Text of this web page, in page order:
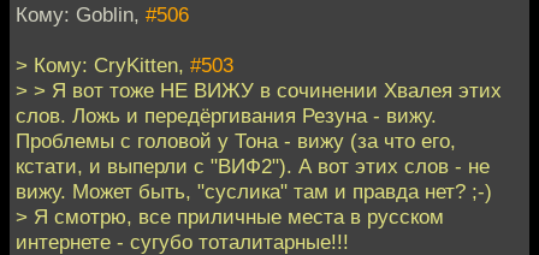
Кому: Goblin, #506
> Кому: CryKitten, #503
> > Я вот тоже НЕ ВИЖУ в сочинении Хвалея этих
слов. Ложь и передёргивания Резуна - вижу.
Проблемы с головой у Тона - вижу (за что его,
кстати, и выперли с "ВИФ2"). А вот этих слов - не
вижу. Может быть, "суслика" там и правда нет? ;-)
> Я смотрю, все приличные места в русском
интернете - сугубо тоталитарные!!!